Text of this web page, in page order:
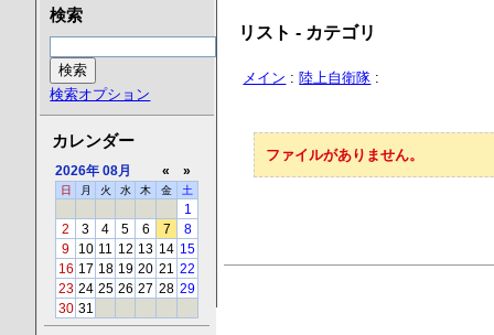
リスト - カテゴリ
メイン : 陸上自衛隊 :
ファイルがありません。
検索
検索オプション
カレンダー
2026年 08月 « »
日 月 火 水 木 金 土
1
2
3 4 5 6 7
8
9
10 11 12 13 14 15
16 17 18 19 20 21
22
23 24 25 26 27 28 29
30 31